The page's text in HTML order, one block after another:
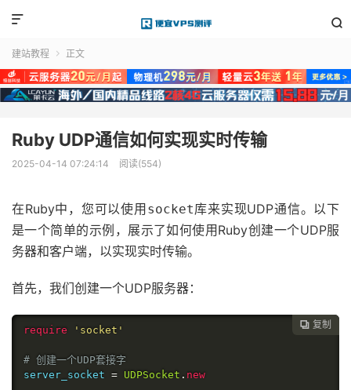


建站教程  正文
Ruby UDP通信如何实现实时传输
2025-04-14 07:24:14 阅读(554)
在Ruby中，您可以使用 socket库来实现UDP通信。以下
是一个简单的示例，展示了如何使用Ruby创建一个UDP服
务器和客户端，以实现实时传输。
首先，我们创建一个UDP服务器：
 复制
require 'socket'
# 创建一个UDP套接字
server_socket = UDPSocket . new